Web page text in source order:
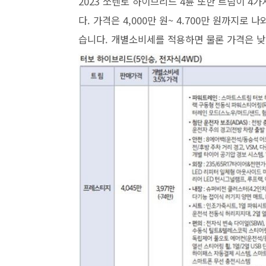
다. 가격은 4,000만 원~ 4.700만 원까지로 나
습니다. 개별소비세를 적용하면 물론 가격은